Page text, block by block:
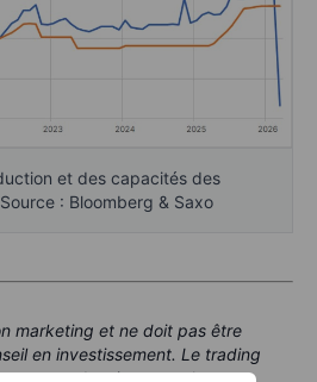
et des capacités des
: Bloomberg & Saxo
marketing et ne doit pas être
en investissement. Le trading
des risques et les